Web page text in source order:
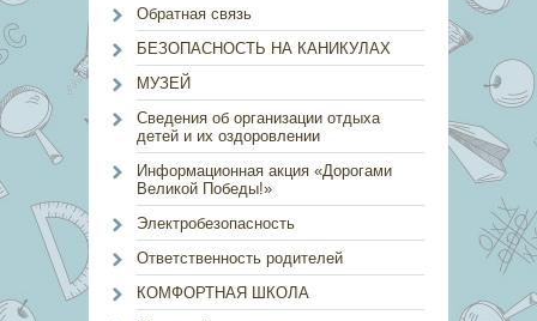
Обратная связь
БЕЗОПАСНОСТЬ НА КАНИКУЛАХ
МУЗЕЙ
Сведения об организации отдыха
детей и их оздоровлении
Информационная акция «Дорогами
Великой Победы!»
Электробезопасность
Ответственность родителей
КОМФОРТНАЯ ШКОЛА